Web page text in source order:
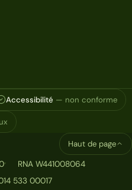
Accessibilité — non conforme
RNA W441008064
533 00017
Haut de page